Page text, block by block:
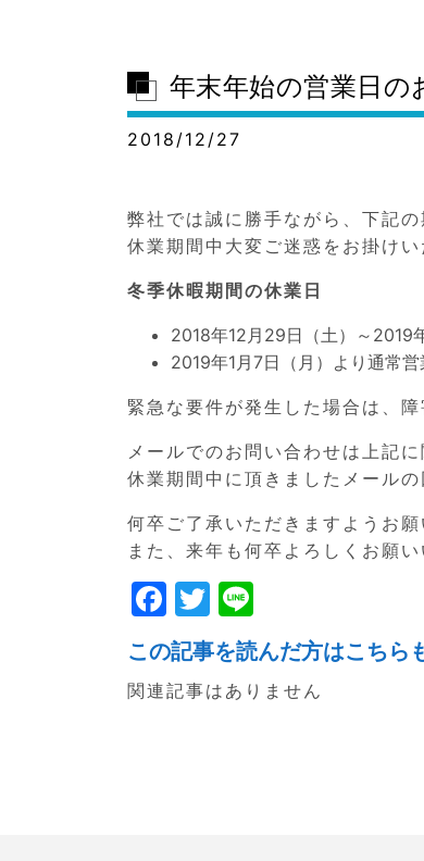
年末年始の営業日の
2018/12/27
弊社では誠に勝手ながら、下記
休業期間中大変ご迷惑をお掛け
冬季休暇期間の休業日
2018年12月29日（土）～2019
2019年1月7日（月）より通常営
緊急な要件が発生した場合は、
メールでのお問い合わせは上記
休業期間中に頂きましたメール
何卒ご了承いただきますようお願
また、来年も何卒よろしくお願い
F
a
c
e
T
w
itt
er
n
e
この記事を読んだ方はこちら
関連記事はありません